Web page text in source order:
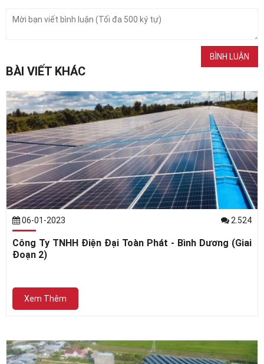
BÀI VIẾT KHÁC
06-01-2023 2.524
Công Ty TNHH Điện Đại Toàn Phát - Bình Dương (Giai
Đoạn 2)
Xem Thêm